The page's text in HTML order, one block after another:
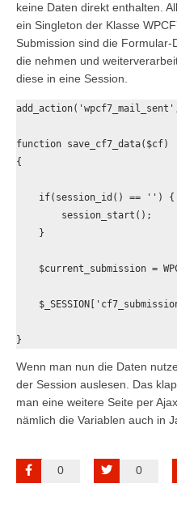
keine Daten direkt enthalten.
ein Singleton der Klasse
Submission sind die
die nehmen und
diese in eine Session.
function save_cf7_data($cf)
{
    if(session_id() == '') {
        session_start();
    }
$current_submission =
}
Wenn man nun die Daten
der Session auslesen. Das
man eine weitere Seite per
nämlich die Variablen auch in
0 0